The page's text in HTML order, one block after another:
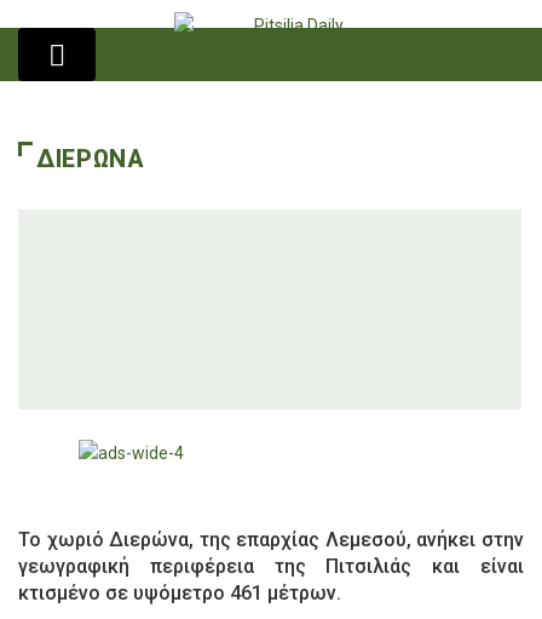
ΔΙΕΡΩΝΑ
Το χωριό Διερώνα, της επαρχίας Λεμεσού, ανήκει στην
γεωγραφική περιφέρεια της Πιτσιλιάς και είναι
κτισμένο σε υψόμετρο 461 μέτρων.